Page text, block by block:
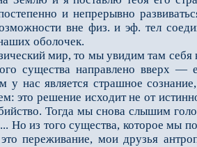
и непрерывно
вне физ. и эф. тел
оболочек.
мир, то мы увидим там себя
существа направлено вверх
у нас является страшное
это решение исходит не от
Тогда мы снова слышим
Но из того существа, которое мы
переживание, мои друзья